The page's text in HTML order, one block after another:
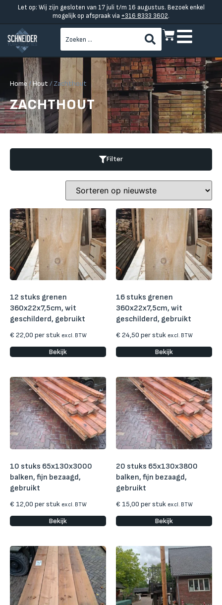
Let op: Wij zijn gesloten van 17 juli t/m 16 augustus. Bezoek enkel
mogelijk op afspraak via +316 8333 3602.
Home/Hout / Zachthout
ZACHTHOUT
Filter
12 stuks grenen
360x22x7,5cm, wit
geschilderd, gebruikt
€ 22,00 per stuk excl. BTW
Bekijk
16 stuks grenen
360x22x7,5cm, wit
geschilderd, gebruikt
€ 24,50 per stuk excl. BTW
Bekijk
10 stuks 65x130x3000
balken, fijn bezaagd,
gebruikt
€ 12,00 per stuk excl. BTW
Bekijk
20 stuks 65x130x3800
balken, fijn bezaagd,
gebruikt
€ 15,00 per stuk excl. BTW
Bekijk